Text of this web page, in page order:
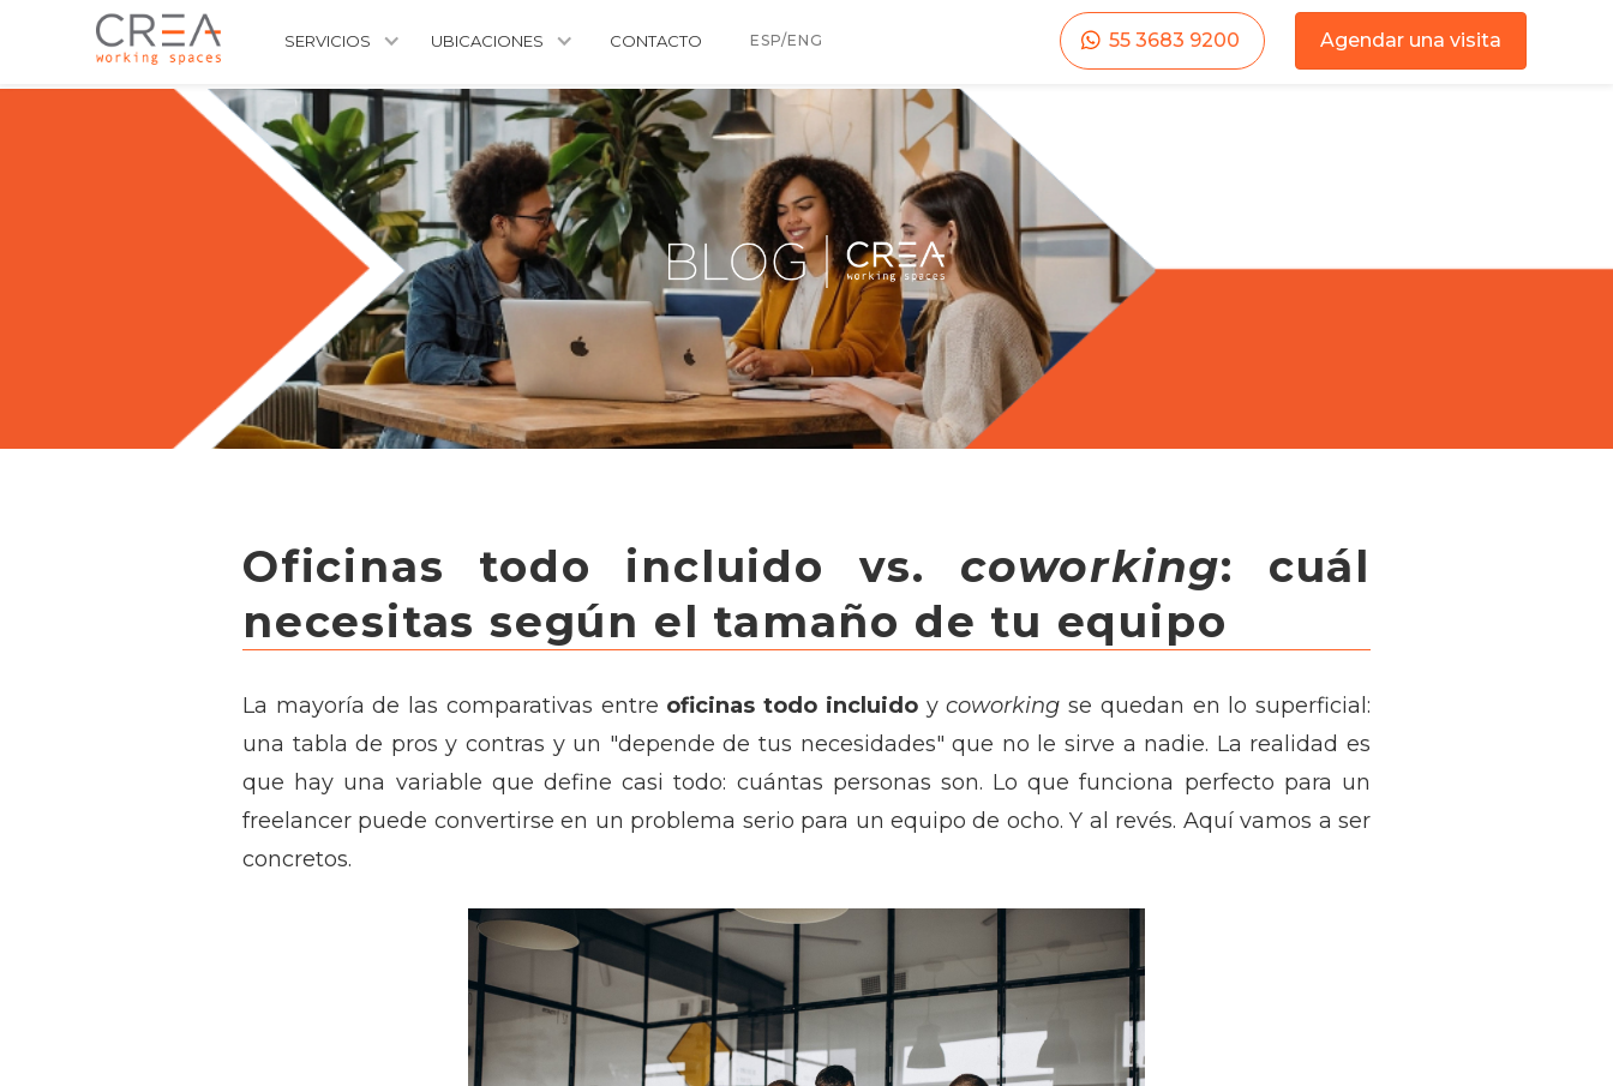
SERVICIOS UBICACIONES CONTACTO ESP/ENG Agendar una visita
55 3683 9200
Oficinas todo incluido vs. coworking: cuál
necesitas según el tamaño de tu equipo
La mayoría de las comparativas entre oficinas todo incluidoycoworking se quedan en lo superficial:
una tabla de pros y contras y un "depende de tus necesidades" que no le sirve a nadie. La realidad es
que hay una variable que define casi todo: cuántas personas son. Lo que funciona perfecto para un
freelancer puede convertirse en un problema serio para un equipo de ocho. Y al revés. Aquí vamos a ser
concretos.